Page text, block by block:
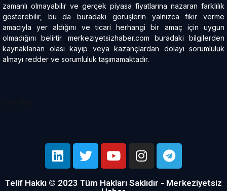
zamanlı olmayabilir ve gerçek piyasa fiyatlarına nazaran farklılık
gösterebilir, bu da buradaki görüşlerin yalnızca fikir verme
amacıyla yer aldığını ve ticari herhangi bir amaç için uygun
olmadığını belirtir. merkeziyetsizhaber.com buradaki bilgilerden
kaynaklanan olası kayıp veya kazançlardan dolayı sorumluluk
almayı redder ve sorumluluk taşımamaktadır.
Telif Hakkı © 2023 Tüm Hakları Saklıdır - Merkeziyetsiz